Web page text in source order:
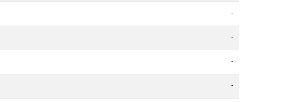
-
-
-
-